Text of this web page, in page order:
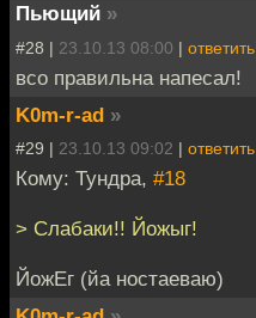
Пьющий »
#28 | 23.10.13 08:00 | ответить
всо правильна напесал!
K0m-r-ad »
#29 | 23.10.13 09:02 | ответить
Кому: Тундра, #18
> Слабаки!! Йожыг!
ЙожЕг (йа ностаеваю)